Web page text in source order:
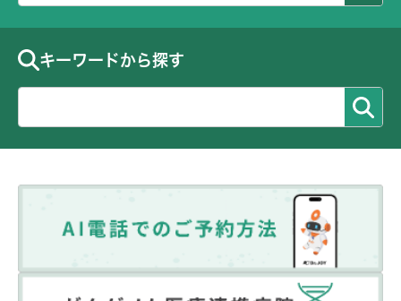
キーワードから探す